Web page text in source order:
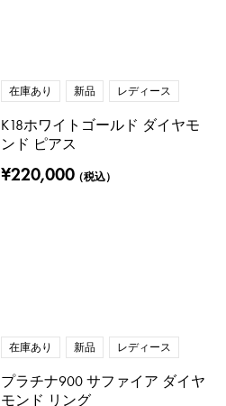
在庫あり 新品 レディース
K18ホワイトゴールド ダイヤモ
ンド ピアス
¥220,000（税込）
在庫あり 新品 レディース
プラチナ900 サファイア ダイヤ
モンド リング